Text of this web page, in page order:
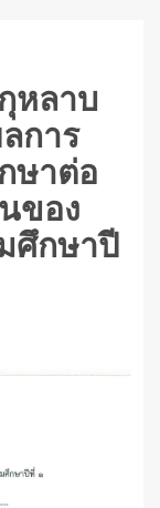
หลาบ
การ
ษาต่อ
ของ
ศึกษาปี